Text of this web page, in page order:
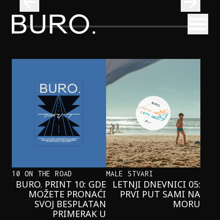
BURO.
ONAJ JEDAN PROIZVOD KOJI
STALNO SELIMO SA POLICE U
TORBE
10 ON THE ROAD
BURO. PRINT 10: GDE
MOŽETE PRONAĆI
SVOJ BESPLATAN
PRIMERAK U
MALE STVARI
LETNJI DNEVNICI 05:
PRVI PUT SAMI NA
MORU